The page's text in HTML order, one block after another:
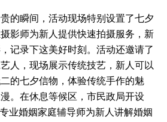
的瞬间，活动现场特别设置了七夕
影师为新人提供快速拍摄服务，新
记录下这美好时刻。活动还邀请了
人，现场展示传统技艺，新人可以
的七夕信物，体验传统手作的魅
。在休息等候区，市民政局开设
业婚姻家庭辅导师为新人讲解婚姻